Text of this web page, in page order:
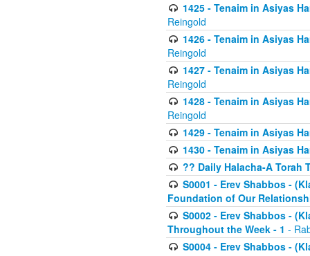
1425 - Tenaim in Asiyas
Reingold
1426 - Tenaim in Asiyas
Reingold
1427 - Tenaim in Asiyas
Reingold
1428 - Tenaim in Asiyas
Reingold
1429 - Tenaim in Asiyas
1430 - Tenaim in Asiyas
?? Daily Halacha-A Torah
S0001 - Erev Shabbos -
Foundation of Our
S0002 - Erev Shabbos -
Throughout the Week - 1 -
S0004 - Erev Shabbos -